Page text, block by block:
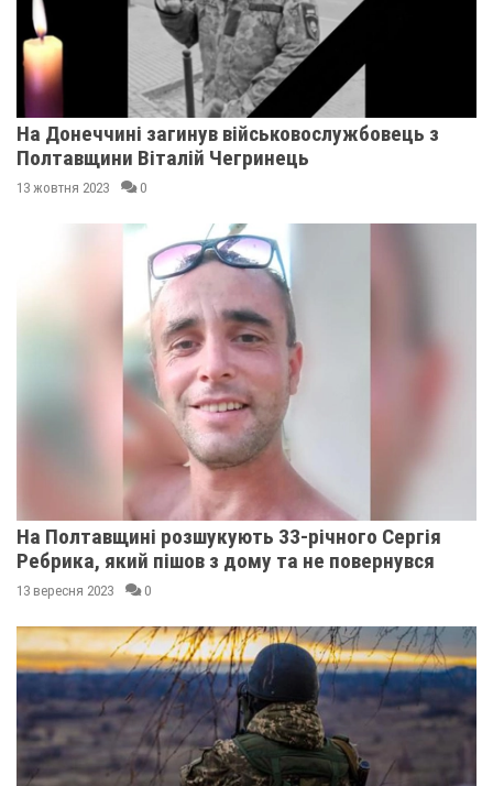
На Донеччині загинув військовослужбовець з
Полтавщини Віталій Чегринець
13 жовтня 2023 0
На Полтавщині розшукують 33-річного Сергія
Ребрика, який пішов з дому та не повернувся
13 вересня 2023 0